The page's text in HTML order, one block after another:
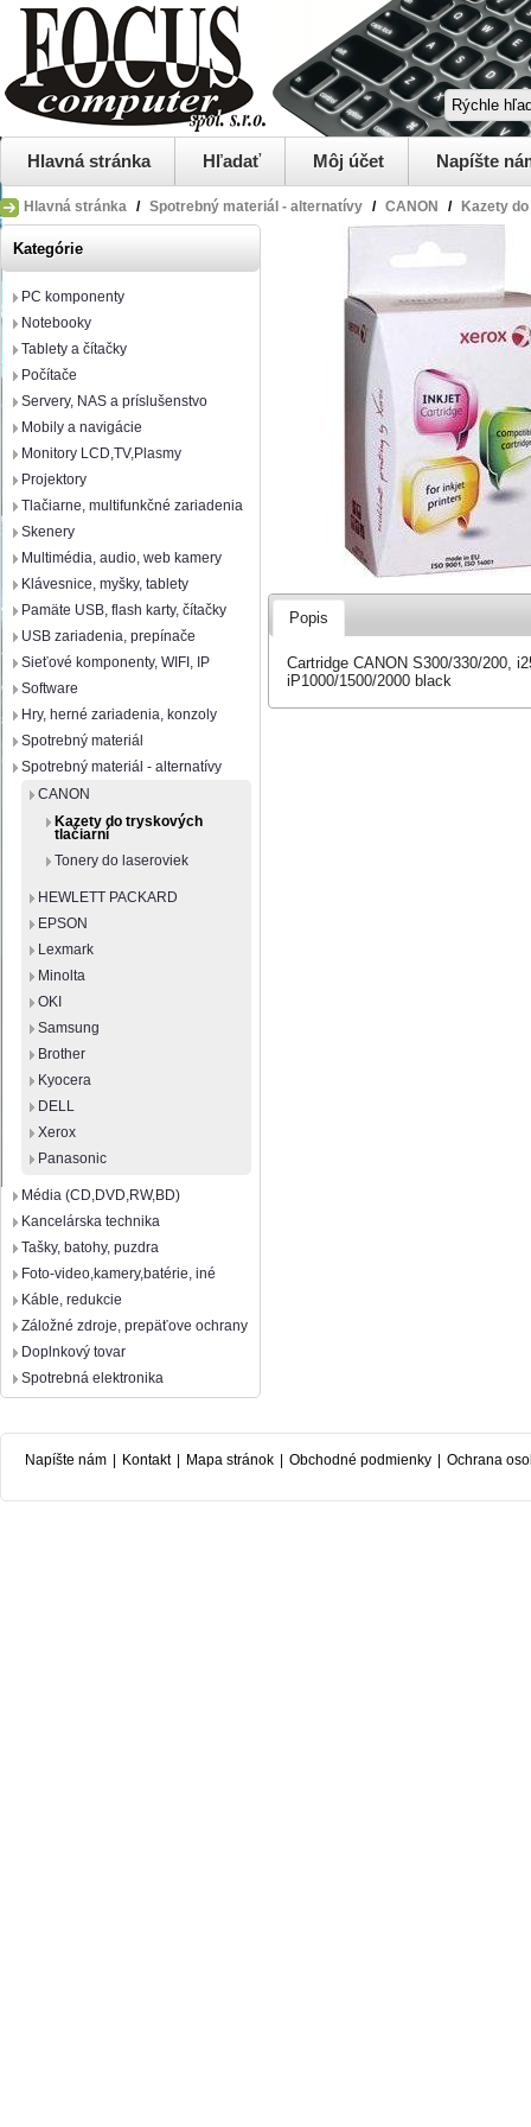
Hlavná stránka Hľadať Môj účet Napíšte
Hlavná stránka / Spotrebný materiál - alternatívy / CANON / Kazety
Kategórie
PC komponenty
Notebooky
Tablety a čítačky
Počítače
Servery, NAS a príslušenstvo
Mobily a navigácie
Monitory LCD,TV,Plasmy
Projektory
Tlačiarne, multifunkčné zariadenia
Skenery
Multimédia, audio, web kamery
Klávesnice, myšky, tablety
Pamäte USB, flash karty, čítačky
USB zariadenia, prepínače
Sieťové komponenty, WIFI, IP
Software
Hry, herné zariadenia, konzoly
Spotrebný materiál
Spotrebný materiál - alternatívy
CANON
Kazety do tryskových
tlačiarní
Tonery do laseroviek
HEWLETT PACKARD
EPSON
Lexmark
Minolta
OKI
Samsung
Brother
Kyocera
DELL
Xerox
Panasonic
Média (CD,DVD,RW,BD)
Kancelárska technika
Tašky, batohy, puzdra
Foto-video,kamery,batérie, iné
Káble, redukcie
Záložné zdroje, prepäťove ochrany
Doplnkový tovar
Spotrebná elektronika
Popis
Cartridge CANON S300/330/200,
iP1000/1500/2000 black
Napíšte nám Kontakt Mapa stránok Obchodné podmienky Ochrana